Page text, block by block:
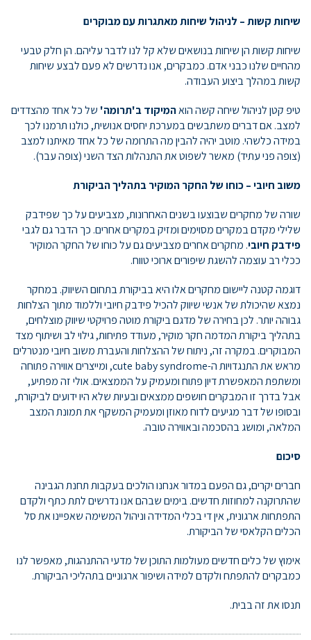
שיחות קשות – לניהול שיחות מאתגרות עם מבוקרים
שיחות קשות הן שיחות בנושאים שלא קל לנו לדבר עליהם. הן חלק טבעי
מהחיים שלנו כבני אדם. כמבקרים, אנו נדרשים לא פעם לבצע שיחות
קשות במהלך ביצוע העבודה.
טיפ קטן לניהול שיחה קשה הואהמיקוד ב'תרומה' של כל אחד מהצדדים
למצב. אם דברים משתבשים במערכת יחסים אנושית, כולנו תרמנו לכך
במידה כלשהי. מוטב יהיה להבין מה התרומה של כל אחד מאיתנו למצב
(צופה פני עתיד) מאשר לשפוט את התנהלות הצד השני (צופה עבר).
משוב חיובי – כוחו של החקר המוקיר בתהליך הביקורת
שורה של מחקרים שבוצעו בשנים האחרונות, מצביעים על כך שפידבק
שלילי מקדם במקרים מסוימים ומזיק במקרים אחרים. כך הדבר גם לגבי
פידבק חיובי. מחקרים אחרים מצביעים גם על כוחו של החקר המוקיר
ככלי רב עוצמה להשגת שיפורים ארוכי טווח.
דוגמה קטנה ליישום מחקרים אלו היא בביקורת בתחום השיווק. במחקר
נמצא שהיכולת של אנשי שיווק להכיל פידבק חיובי וללמוד מתוך הצלחות
גבוהה יותר. לכן בחירה של מדגם ביקורת מוטה פרויקטי שיווק מוצלחים,
בתהליך ביקורת המדמה חקר מוקיר, מעודד פתיחות, גילוי לב ושיתוף מצד
המבוקרים. במקרה זה, ניתוח של ההצלחות והעברת משוב חיובי מנטרלים
מראש את התנגדויות ה-cute baby syndrome, ומייצרים אווירה פתוחה
ומשתפת המאפשרת דיון פתוח ומעמיק על הממצאים. אולי זה מפתיע,
אבל בדרך זו המבקרים חושפים ממצאים ובעיות שלא היו ידועים לביקורת,
ובסופו של דבר מגיעים לדוח מאוזן ומעמיק המשקף את תמונת המצב
המלאה, ומושג בהסכמה ובאווירה טובה.
סיכום
חברים יקרים, גם הפעם במדור אנחנו הולכים בעקבות תחנת הגבינה
שהתרוקנה למחוזות חדשים. בימים שבהם אנו נדרשים לתת כתף ולקדם
התפתחות ארגונית, אין די בכלי המדידה וניהול המשימה שאפיינו את סל
הכלים הקלאסי של הביקורת.
אימוץ של כלים חדשים מעולמות התוכן של מדעי ההתנהגות, מאפשר לנו
כמבקרים להתפתח ולקדם למידה ושיפור ארגוניים בתהליכי הביקורת.
תנסו את זה בבית.